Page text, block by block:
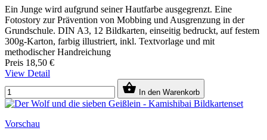
Ein Junge wird aufgrund seiner Hautfarbe ausgegrenzt. Eine
Fotostory zur Prävention von Mobbing und Ausgrenzung in der
Grundschule. DIN A3, 12 Bildkarten, einseitig bedruckt, auf festem
300g-Karton, farbig illustriert, inkl. Textvorlage und mit
methodischer Handreichung
Preis 18,50 €
View Detail
 In den Warenkorb
Vorschau